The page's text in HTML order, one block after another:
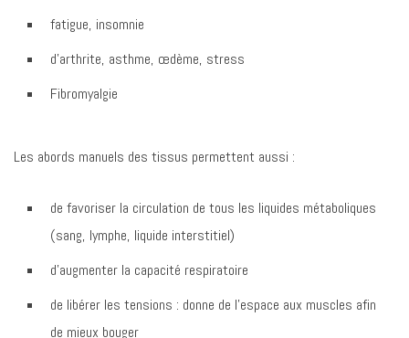
fatigue, insomnie
d’arthrite, asthme, œdème, stress
Fibromyalgie
Les abords manuels des tissus permettent aussi :
de favoriser la circulation de tous les liquides métaboliques
(sang, lymphe, liquide interstitiel)
d’augmenter la capacité respiratoire
de libérer les tensions : donne de l’espace aux muscles afin
de mieux bouger